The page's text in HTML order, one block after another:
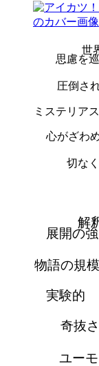
切な
心がざわ
ミステリアス
圧倒さ
思慮を
世
ユー
奇抜さ
実験的
物語の規模
展開の強
解